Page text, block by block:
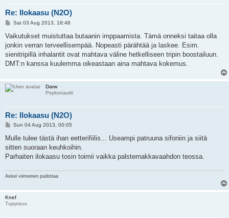
Re: Ilokaasu (N2O)
P
s
Sat 03 Aug 2013, 18:48
Vaikutukset muistuttaa butaanin imppaamista. Tämä onneksi taitaa olla
jonkin verran terveellisempää. Nopeasti pärähtää ja laskee. Esim.
sienitripillä inhalantit ovat mahtava väline hetkelliseen tripin boostailuun.
DMT:n kanssa kuulemma oikeastaan aina mahtava kokemus.
Darw
Psykonautti
Re: Ilokaasu (N2O)
P
s
Sun 04 Aug 2013, 00:05
Mulle tulee tästä ihan eetterifiilis... Useampi patruuna sifoniin ja siitä
sitten suoraan keuhkoihin.
Parhaiten ilokaasu tosin toimii vaikka palsternakkavaahdon teossa.
Askel viimeinen pudottaa
Knef
Tuppisuu